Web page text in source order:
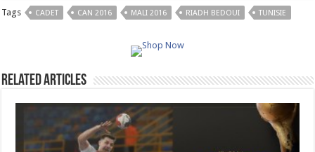
Tags CADET CAN 2016 MALI 2016 RIADH BEDOUI TUNISIE
Related Articles